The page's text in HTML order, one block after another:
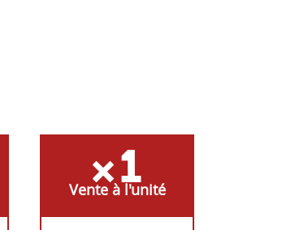
Vente à l'unité